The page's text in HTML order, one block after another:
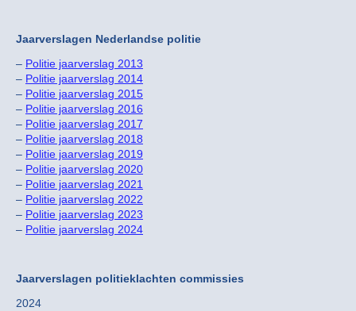
Jaarverslagen Nederlandse politie
– Politie jaarverslag 2013
– Politie jaarverslag 2014
– Politie jaarverslag 2015
– Politie jaarverslag 2016
– Politie jaarverslag 2017
– Politie jaarverslag 2018
– Politie jaarverslag 2019
– Politie jaarverslag 2020
– Politie jaarverslag 2021
– Politie jaarverslag 2022
– Politie jaarverslag 2023
– Politie jaarverslag 2024
Jaarverslagen politieklachten commissies
2024